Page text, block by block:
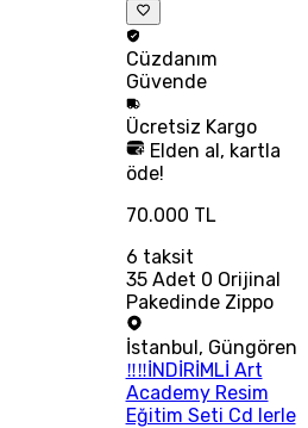
Cüzdanım
Güvende
Ücretsiz Kargo
Elden al, kartla
öde!
70.000 TL
6 taksit
35 Adet 0 Orijinal
Pakedinde Zippo
İstanbul, Güngören
‼‼İNDİRİMLİ Art
Academy Resim
Eğitim Seti Cd lerle